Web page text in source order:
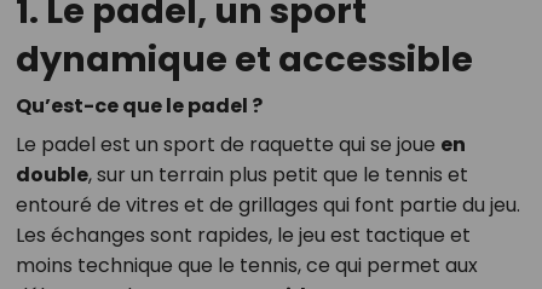
1. Le padel, un sport
dynamique et accessible
Qu’est-ce que le padel ?
Le padel est un sport de raquette qui se joue en
double, sur un terrain plus petit que le tennis et
entouré de vitres et de grillages qui font partie du jeu.
Les échanges sont rapides, le jeu est tactique et
moins technique que le tennis, ce qui permet aux